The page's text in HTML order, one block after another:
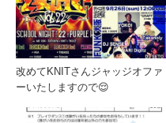
改めてKNITさんジャッジオファ
ーいたしますので😌